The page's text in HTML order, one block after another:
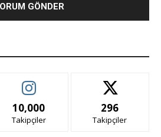
10,000
Takipçiler
296
Takipçiler